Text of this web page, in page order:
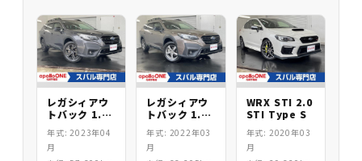
レガシィアウ
トバック 1.8
X-BREAK EX
年式: 2023年04
月
レガシィアウ
トバック 1.8
X-BREAK EX
年式: 2022年03
月
WRX STI 2.0
STI Type S
年式: 2020年03
月